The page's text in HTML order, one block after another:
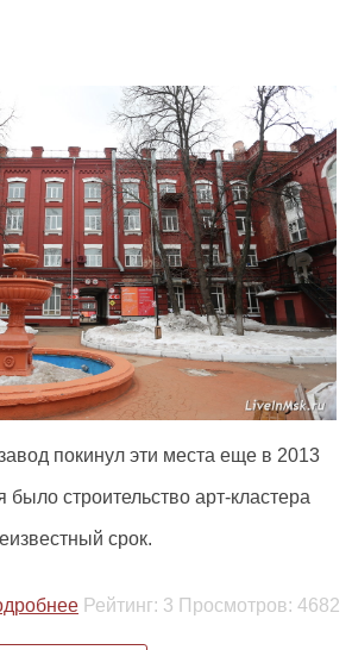
покинул эти места еще в 2013
было строительство арт-кластера
срок.
Рейтинг: 3 Просмотров: 4682